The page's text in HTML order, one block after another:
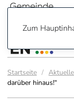
Zum
Startseite
darüber hinaus!“